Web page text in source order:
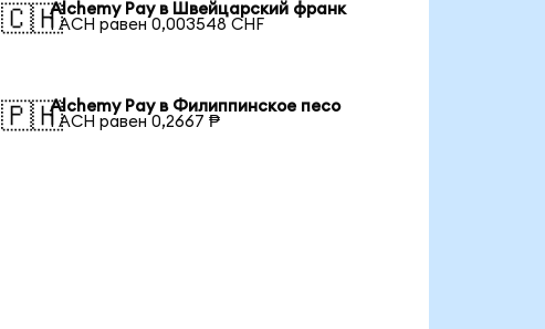
🇨🇭Alchemy Pay в Швейцарский франк
1 ACH равен 0,003548 CHF
🇵🇭Alchemy Pay в Филиппинское песо
1 ACH равен 0,2667 ₱